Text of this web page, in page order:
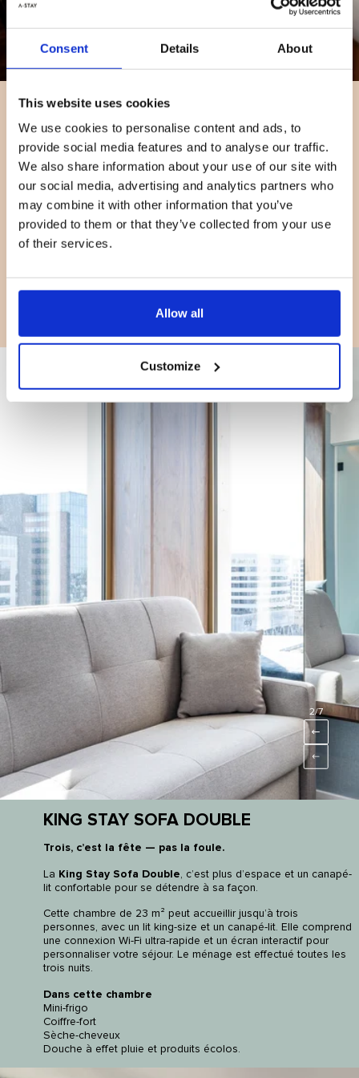
Consent Details About
This website uses cookies
We use cookies to personalise content and ads, to
provide social media features and to analyse our traffic.
We also share information about your use of our site with
our social media, advertising and analytics partners who
may combine it with other information that you’ve
provided to them or that they’ve collected from your use
of their services.
Allow all
Customize
KING STAY DOUBLE
Besoin d’un peu plus d’espace pour vous étendre ?
LaKing Stay Double, c’est plus de place et un grand lit
confortable pour un séjour vraiment détendu.
Cette chambre de 20 m² peut accueillir deux personnes, avec
un lit king-size, une connexion Wi-Fi ultra-rapide, et un écran
interactif pour personnaliser votre séjour. Le ménage est
effectué toutes les trois nuits.
Mini-frigo
Coiffre-fort
Douche à effet pluie et produits écolos.
KING STAY SOFA DOUBLE
Trois, c’est la fête — pas la foule.
La King Stay Sofa Double, c’est plus d’espace et un canapé-
lit confortable pour se détendre à sa façon.
Cette chambre de 23 m² peut accueillir jusqu’à trois
personnes, avec un lit king-size et un canapé-lit. Elle comprend
une connexion Wi-Fi ultra-rapide et un écran interactif pour
personnaliser votre séjour. Le ménage est effectué toutes les
trois nuits.
Dans cette chambre
Mini-frigo
Coiffre-fort
Sèche-cheveux
Douche à effet pluie et produits écolos.
2/7